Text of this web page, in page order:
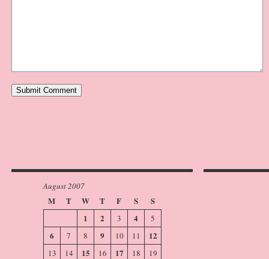
August 2007
M T W T F S
S
1
2 3 4 5
6 7 8 9 10 11 12
13 14 15 16 17 18
19